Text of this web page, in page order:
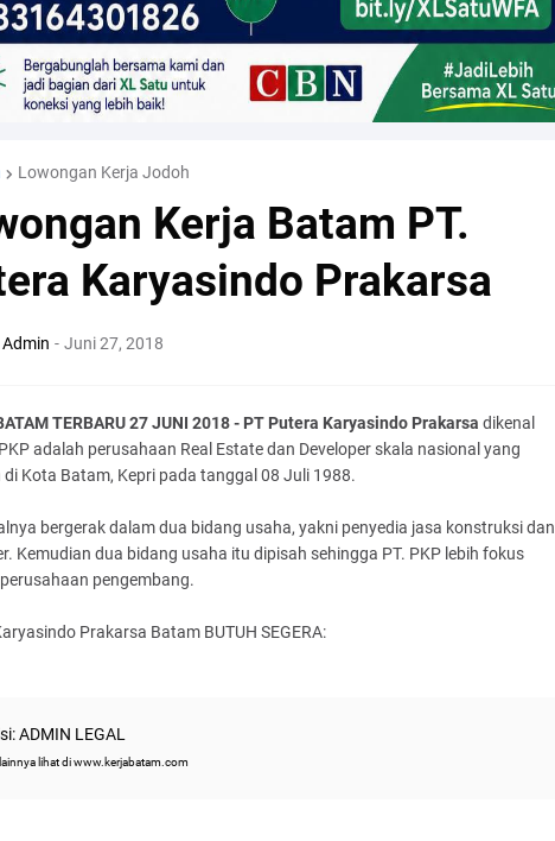
Lowongan Kerja Jodoh
Kerja Batam PT.
Karyasindo Prakarsa
Admin - Juni 27, 2018
TERBARU 27 JUNI 2018 - PT Putera Karyasindo Prakarsa dikenal
adalah perusahaan Real Estate dan Developer skala nasional yang
di Kota Batam, Kepri pada tanggal 08 Juli 1988.
bergerak dalam dua bidang usaha, yakni penyedia jasa konstruksi dan
Kemudian dua bidang usaha itu dipisah sehingga PT. PKP lebih fokus
pengembang.
Prakarsa Batam BUTUH SEGERA:
ADMIN LEGAL
lihat di www.kerjabatam.com